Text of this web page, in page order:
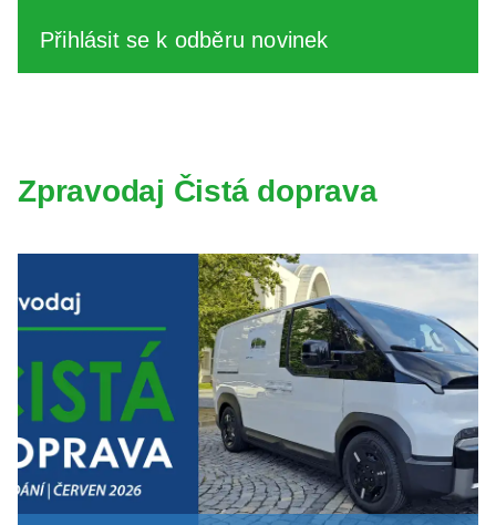
Přihlásit se k odběru novinek
Zpravodaj Čistá doprava